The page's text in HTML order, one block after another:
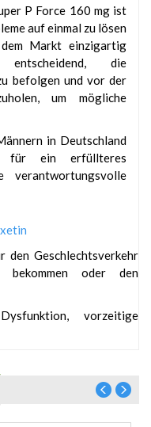
P Force 160 mg ist
auf einmal zu lösen
Markt einzigartig
die
befolgen und vor der
um mögliche
in Deutschland
für ein erfüllteres
verantwortungsvolle
den Geschlechtsverkehr
bekommen oder den
vorzeitige